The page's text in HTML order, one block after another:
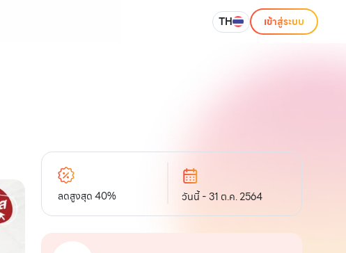
TH เข้าสู่ระบบ
ลดสูงสุด 40% วันนี้ - 31 ต.ค. 2564